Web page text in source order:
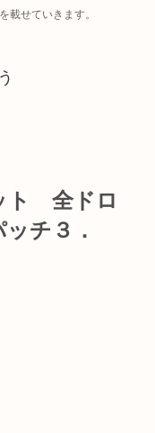
載せていきます。
ト 全ドロ
チ３．